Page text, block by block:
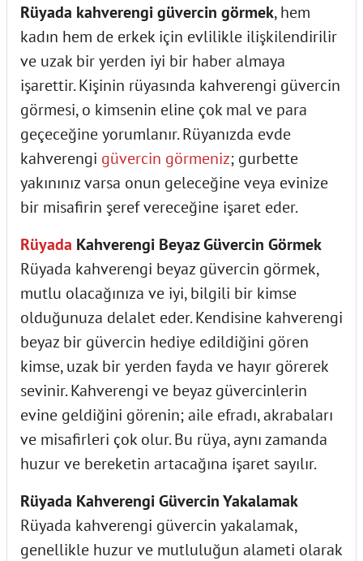
Rüyada kahverengi güvercin görmek, hem
kadın hem de erkek için evlilikle ilişkilendirilir
ve uzak bir yerden iyi bir haber almaya
işarettir. Kişinin rüyasında kahverengi güvercin
görmesi, o kimsenin eline çok mal ve para
geçeceğine yorumlanır. Rüyanızda evde
kahverengi güvercin görmeniz; gurbette
yakınınız varsa onun geleceğine veya evinize
bir misafirin şeref vereceğine işaret eder.
Rüyada Kahverengi Beyaz Güvercin Görmek
Rüyada kahverengi beyaz güvercin görmek,
mutlu olacağınıza ve iyi, bilgili bir kimse
olduğunuza delalet eder. Kendisine kahverengi
beyaz bir güvercin hediye edildiğini gören
kimse, uzak bir yerden fayda ve hayır görerek
sevinir. Kahverengi ve beyaz güvercinlerin
evine geldiğini görenin; aile efradı, akrabaları
ve misafirleri çok olur. Bu rüya, aynı zamanda
huzur ve bereketin artacağına işaret sayılır.
Rüyada Kahverengi Güvercin Yakalamak
Rüyada kahverengi güvercin yakalamak,
genellikle huzur ve mutluluğun alameti olarak